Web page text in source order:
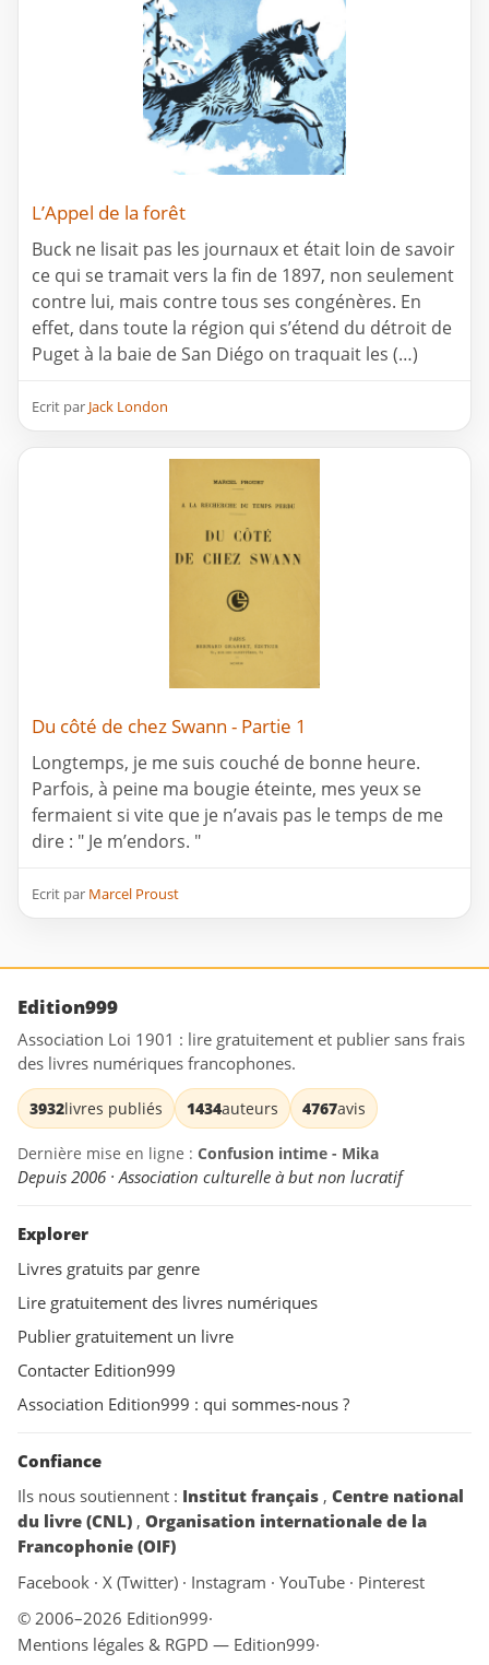
L’Appel de la forêt
Buck ne lisait pas les journaux et était loin de savoir
ce qui se tramait vers la fin de 1897, non seulement
contre lui, mais contre tous ses congénères. En
effet, dans toute la région qui s’étend du détroit de
Puget à la baie de San Diégo on traquait les (…)
Ecrit par Jack London
Du côté de chez Swann - Partie 1
Longtemps, je me suis couché de bonne heure.
Parfois, à peine ma bougie éteinte, mes yeux se
fermaient si vite que je n’avais pas le temps de me
dire : " Je m’endors. "
Ecrit par Marcel Proust
Edition999
Association Loi 1901 : lire gratuitement et publier sans frais
des livres numériques francophones.
3932livres publiés 1434auteurs 4767avis
Dernière mise en ligne : Confusion intime - Mika
Depuis 2006 · Association culturelle à but non lucratif
Explorer
Livres gratuits par genre
Lire gratuitement des livres numériques
Publier gratuitement un livre
Contacter Edition999
Association Edition999 : qui sommes-nous ?
Confiance
Ils nous soutiennent : Institut français , Centre national
du livre (CNL) , Organisation internationale de la
Francophonie (OIF)
Facebook · X (Twitter) · Instagram · YouTube · Pinterest
© 2006–2026 Edition999·
Mentions légales & RGPD — Edition999·